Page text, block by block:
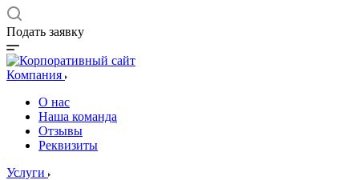
Подать заявку
Компания
О нас
Наша команда
Отзывы
Реквизиты
Услуги